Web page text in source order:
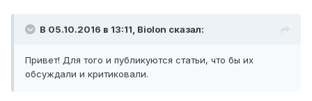
В 05.10.2016 в 13:11, Biolon сказал:
Привет! Для того и публикуются статьи, что бы их
обсуждали и критиковали.